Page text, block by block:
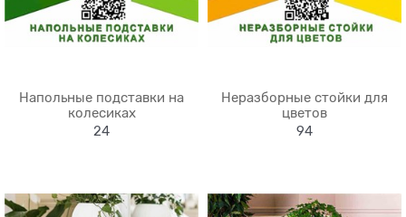
Напольные подставки на
колесиках
24
Неразборные стойки для
цветов
94